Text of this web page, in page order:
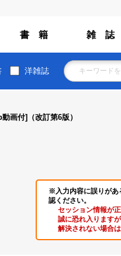
書 籍 雑 誌
洋雑誌
画付]（改訂第6版）
※入力内容に誤りがあ
認ください。
セッション情報が
誠に恐れ入ります
解決されない場合